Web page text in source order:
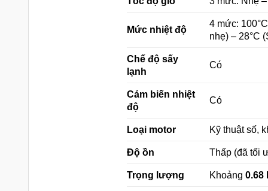
Mức nhiệt độ
4 mức:
nhẹ) – 28°C
Chế độ sấy
lạnh
Có
Cảm biến nhiệt
độ
Có
Loại motor Kỹ thuật số,
Độ ồn Thấp (đã tối
Trọng lượng Khoảng 0.68